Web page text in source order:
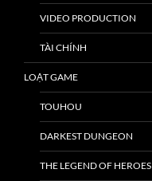
VIDEO PRODUCTION
TÀI CHÍNH
LOẠT GAME
TOUHOU
DARKEST DUNGEON
THE LEGEND OF HEROES